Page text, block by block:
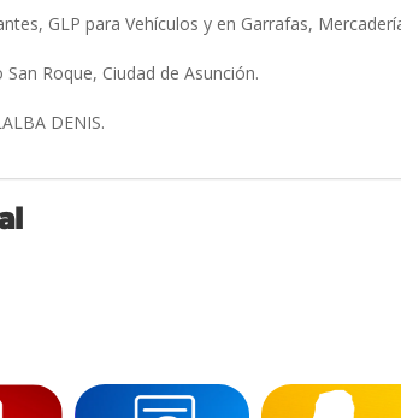
GLP para Vehículos y en Garrafas,
Roque, Ciudad de Asunción.
DENIS.